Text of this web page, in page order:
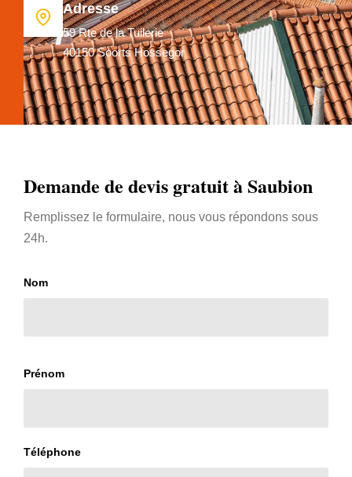
Adresse
59 Rte de la Tuilerie
40150 Soorts Hossegor
Demande de devis gratuit à Saubion
Remplissez le formulaire, nous vous répondons sous
24h.
Nom
Prénom
Téléphone